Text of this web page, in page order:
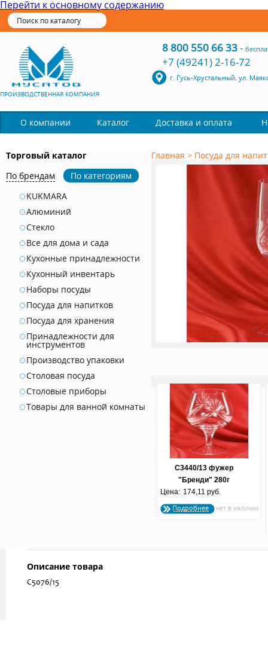
Перейти к основному содержанию
ПРОИЗВОДСТВЕННАЯ КОМПАНИЯ
8 800 550 66 33-
+7 (49241) 2-16-72
г. Гусь-Хрустальный, ул.
О компании Каталог Доставка и оплата
Торговый каталог
По брендам
По категориям
KUKMARA
Алюминий
Стекло
Все для дома и сада
Кухонные принадлежности
Кухонный инвентарь
Наборы посуды
Посуда для напитков
Посуда для хранения
Принадлежности для
инструментов
Производство упаковки
Столовая посуда
Столовые приборы
Товары для ванной комнаты
Главная > Посуда для
С3440/13 фужер
"Бренди" 280г
Цена: 174,11 руб.
Подробнее
Описание товара
С5076/15